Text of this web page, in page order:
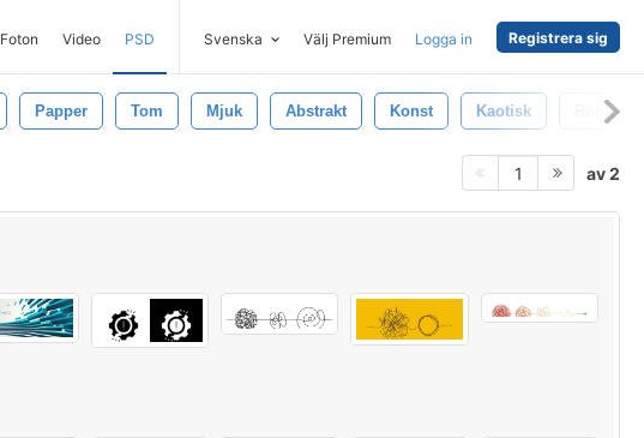
Foton Video PSD Svenska Välj Premium Logga in Registrera sig
Papper Tom Mjuk Abstrakt Konst Kaotisk Röra
1 av 2